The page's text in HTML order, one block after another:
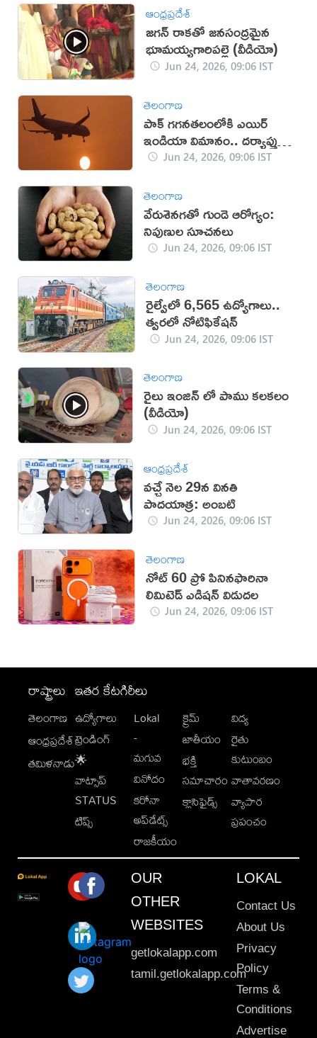
ఆంధ్రప్రదేశ్
జగన్ రాకతో జనసంద్రమైన
భూమయ్యగారిపల్లె (వీడియో)
Jun 24, 2026, 09:06 IST
తెలంగాణ
పాక్ గగనతలంలోకి ఎయిర్
ఇండియా విమానం.. దర్యాప్తు
ప్రారంభం
Jun 24, 2026, 09:06 IST
తెలంగాణ
వేరుశెనగతో గుండె ఆరోగ్యం:
నిపుణుల సూచనలు
Jun 24, 2026, 09:06 IST
తెలంగాణ
రైల్వేలో 6,565 ఉద్యోగాలు..
త్వరలో నోటిఫికేషన్
Jun 24, 2026, 09:06 IST
తెలంగాణ
రైలు ఇంజిన్ లో పాము కలకలం
(వీడియో)
Jun 24, 2026, 09:06 IST
ఆంధ్రప్రదేశ్
వచ్చే నెల 29న వినతి
పాదయాత్ర: అంబటి
Jun 24, 2026, 09:06 IST
తెలంగాణ
నోట్ 60 ప్రో పినినఫారినా
లిమిటెడ్ ఎడిషన్ విడుదల
Jun 24, 2026, 09:06 IST
రాష్ట్రాలు
తెలంగాణ
ఆంధ్రప్రదేశ్
తమిళనాడు
ఇతర కేటగిరీలు
ఉద్యోగాలు
ట్రెండింగ్
🌟
వాట్సాప్
STATUS
టిప్స్
Lokal
-
మగువ
వినోదం
కరోనా
అప్‌డేట్స్
రాజకీయం
క్రైమ్
జాతీయం
భక్తి
సమాచారం
క్లాసిఫైడ్స్
విద్య
రైతు
కుటుంబం
వాతావరణం
వ్యాపార
ప్రపంచం
OUR
OTHER
WEBSITES
getlokalapp.com
tamil.getlokalapp.com
LOKAL
Contact Us
About Us
Privacy
Policy
Terms &
Conditions
Advertise